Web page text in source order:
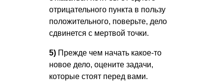
отрицательного пункта в пользу
положительного, поверьте, дело
сдвинется с мертвой точки.
5) Прежде чем начать какое-то
новое дело, оцените задачи,
которые стоят перед вами.